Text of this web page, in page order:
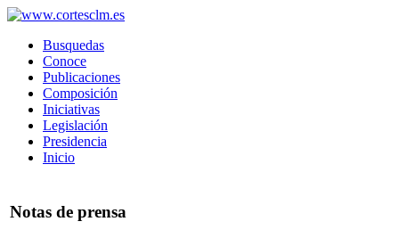
Busquedas
Conoce
Publicaciones
Composición
Iniciativas
Legislación
Presidencia
Inicio
Notas de prensa